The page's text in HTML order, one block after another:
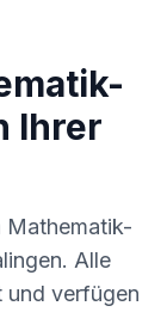
Ihrer
Mathematik-
. Alle
und verfügen